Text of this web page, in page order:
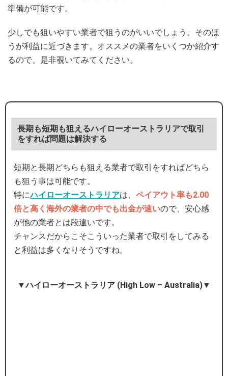
準備が可能です。
少しでも狙いやすい業者で狙うのがいいでしょう。そのほ
うが利益に近づきます。オススメの業者をいくつか紹介す
るので、是非覗いてみてください。
長期も短期も狙えるハイローオーストラリアで取引
をすれば問題は解決する
短期と長期どちらも狙える業者で取引をすればどちら
も狙う事は可能です。
特にハイローオーストラリアは、 ペイアウト率も2.00
倍と高く海外の業者の中でも出金が速いので、安心感
が他の業者とは段違いです。
チャンスだからこそこういった業者で取引をしてみる
と利益は多くなりそうですね。
▼ハイローオーストラリア (High Low – Australia)▼